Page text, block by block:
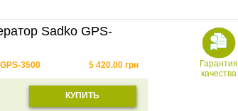
Sadko GPS-
3500 5 420.00 грн
КУПИТЬ
Гарантия
качества